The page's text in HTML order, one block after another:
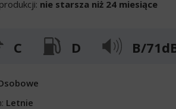
nie starsza niż 24 miesiące
C D B/
Letnie